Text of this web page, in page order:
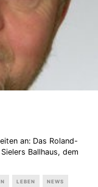
an: Das Roland-
Ballhaus, dem
LEBEN NEWS